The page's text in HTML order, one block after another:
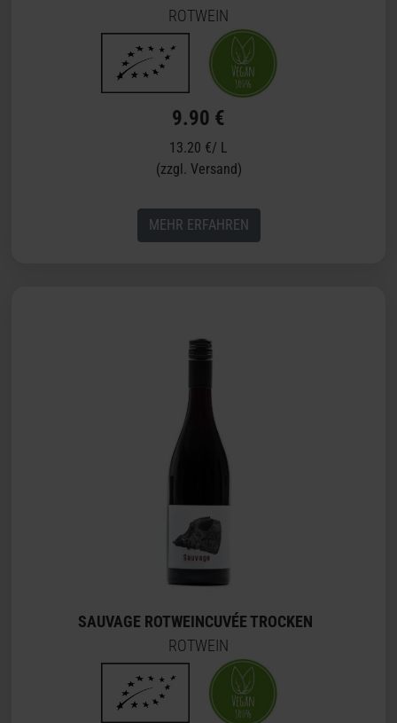
ROTWEIN
9.90 €
13.20 €/ L
(zzgl. Versand)
MEHR ERFAHREN
SAUVAGE ROTWEINCUVÉE TROCKEN
ROTWEIN